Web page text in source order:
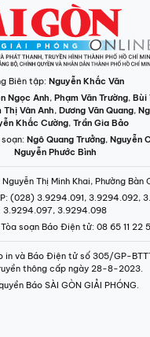
Biên tập: Nguyễn Khắc Văn
Ngọc Anh, Phạm Văn Trường, Bùi
Thị Vân Anh, Dương Văn Quang,
Khắc Cường, Trần Gia Bảo
Ngô Quang Trưởng, Nguyễn
Nguyễn Phước Bình
Thị Minh Khai, Phường Bàn
: (028) 3.9294.091, 3.9294.092,
3.9294.097, 3.9294.098
soạn Báo Điện tử: 08 65 11 22
in và Báo Điện tử số 305/GP-
thông cấp ngày 28-8-2023.
Báo SÀI GÒN GIẢI PHÓNG.